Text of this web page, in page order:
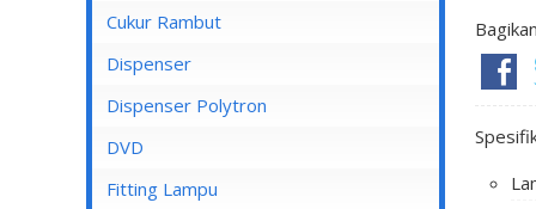
Cukur Rambut
Dispenser
Dispenser Cosmos
Dispenser Miyako
Dispenser Sanken
Dispenser Polytron
DVD
Fitting Lampu